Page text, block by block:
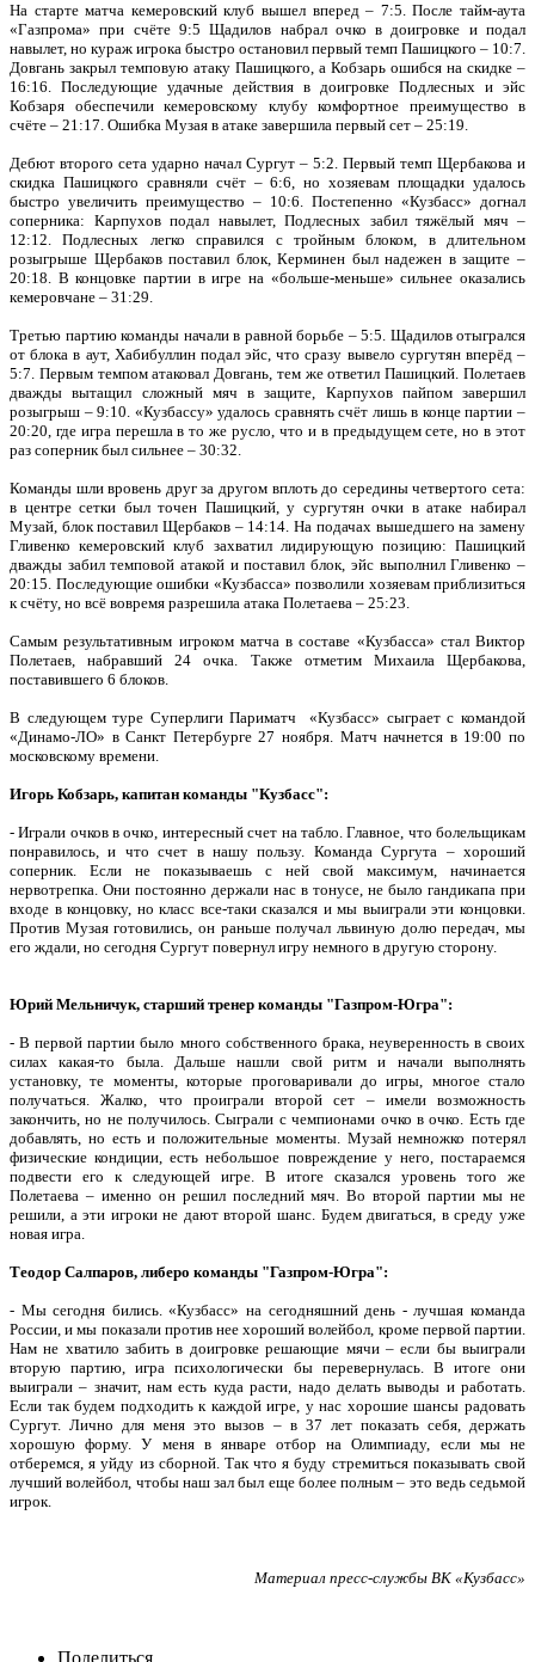
На старте матча кемеровский клуб вышел вперед – 7:5. После тайм-аута
«Газпрома» при счёте 9:5 Щадилов набрал очко в доигровке и подал
навылет, но кураж игрока быстро остановил первый темп Пашицкого – 10:7.
Довгань закрыл темповую атаку Пашицкого, а Кобзарь ошибся на скидке –
16:16. Последующие удачные действия в доигровке Подлесных и эйс
Кобзаря обеспечили кемеровскому клубу комфортное преимущество в
счёте – 21:17. Ошибка Музая в атаке завершила первый сет – 25:19.
Дебют второго сета ударно начал Сургут – 5:2. Первый темп Щербакова и
скидка Пашицкого сравняли счёт – 6:6, но хозяевам площадки удалось
быстро увеличить преимущество – 10:6. Постепенно «Кузбасс» догнал
соперника: Карпухов подал навылет, Подлесных забил тяжёлый мяч –
12:12. Подлесных легко справился с тройным блоком, в длительном
розыгрыше Щербаков поставил блок, Керминен был надежен в защите –
20:18. В концовке партии в игре на «больше-меньше» сильнее оказались
кемеровчане – 31:29.
Третью партию команды начали в равной борьбе – 5:5. Щадилов отыгрался
от блока в аут, Хабибуллин подал эйс, что сразу вывело сургутян вперёд –
5:7. Первым темпом атаковал Довгань, тем же ответил Пашицкий. Полетаев
дважды вытащил сложный мяч в защите, Карпухов пайпом завершил
розыгрыш – 9:10. «Кузбассу» удалось сравнять счёт лишь в конце партии –
20:20, где игра перешла в то же русло, что и в предыдущем сете, но в этот
раз соперник был сильнее – 30:32.
Команды шли вровень друг за другом вплоть до середины четвертого сета:
в центре сетки был точен Пашицкий, у сургутян очки в атаке набирал
Музай, блок поставил Щербаков – 14:14. На подачах вышедшего на замену
Гливенко кемеровский клуб захватил лидирующую позицию: Пашицкий
дважды забил темповой атакой и поставил блок, эйс выполнил Гливенко –
20:15. Последующие ошибки «Кузбасса» позволили хозяевам приблизиться
к счёту, но всё вовремя разрешила атака Полетаева – 25:23.
Самым результативным игроком матча в составе «Кузбасса» стал Виктор
Полетаев, набравший 24 очка. Также отметим Михаила Щербакова,
поставившего 6 блоков.
В следующем туре Суперлиги Париматч «Кузбасс» сыграет с командой
«Динамо-ЛО» в Санкт Петербурге 27 ноября. Матч начнется в 19:00 по
московскому времени.
Игорь Кобзарь, капитан команды "Кузбасс":
- Играли очков в очко, интересный счет на табло. Главное, что болельщикам
понравилось, и что счет в нашу пользу. Команда Сургута – хороший
соперник. Если не показываешь с ней свой максимум, начинается
нервотрепка. Они постоянно держали нас в тонусе, не было гандикапа при
входе в концовку, но класс все-таки сказался и мы выиграли эти концовки.
Против Музая готовились, он раньше получал львиную долю передач, мы
его ждали, но сегодня Сургут повернул игру немного в другую сторону.
Юрий Мельничук, старший тренер команды "Газпром-Югра":
-В первой партии было много собственного брака, неуверенность в своих
силах какая-то была. Дальше нашли свой ритм и начали выполнять
установку, те моменты, которые проговаривали до игры, многое стало
получаться. Жалко, что проиграли второй сет – имели возможность
закончить, но не получилось. Сыграли с чемпионами очко в очко. Есть где
добавлять, но есть и положительные моменты. Музай немножко потерял
физические кондиции, есть небольшое повреждение у него, постараемся
подвести его к следующей игре. В итоге сказался уровень того же
Полетаева – именно он решил последний мяч. Во второй партии мы не
решили, а эти игроки не дают второй шанс. Будем двигаться, в среду уже
новая игра.
Теодор Салпаров, либеро команды "Газпром-Югра":
- Мы сегодня бились. «Кузбасс» на сегодняшний день - лучшая команда
России, и мы показали против нее хороший волейбол, кроме первой партии.
Нам не хватило забить в доигровке решающие мячи – если бы выиграли
вторую партию, игра психологически бы перевернулась. В итоге они
выиграли – значит, нам есть куда расти, надо делать выводы и работать.
Если так будем подходить к каждой игре, у нас хорошие шансы радовать
Сургут.Лично для меня это вызов – в 37 лет показать себя, держать
хорошую форму. У меня в январе отбор на Олимпиаду, если мы не
отберемся, я уйду из сборной. Так что я буду стремиться показывать свой
лучший волейбол, чтобы наш зал был еще более полным – это ведь седьмой
игрок.
Материал пресс-службы ВК «Кузбасс»
Поделиться